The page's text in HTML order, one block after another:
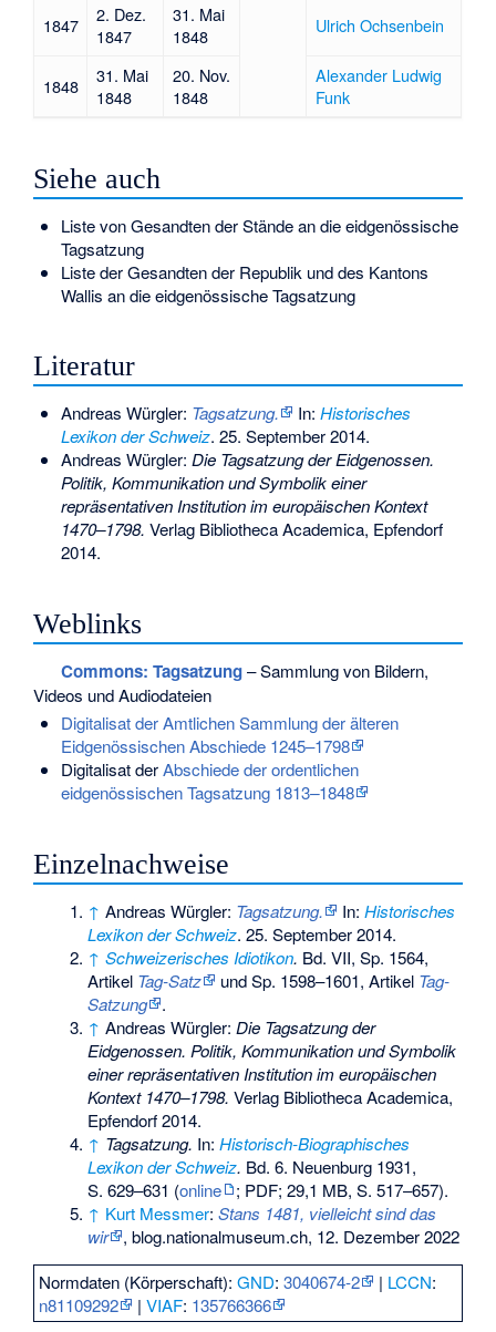
1847
2. Dez.
1847
31. Mai
1848
Ulrich Ochsenbein
1848
31. Mai
1848
20. Nov.
1848
Alexander Ludwig
Funk
Siehe auch
Liste von Gesandten der Stände an die eidgenössische
Tagsatzung
Liste der Gesandten der Republik und des Kantons
Wallis an die eidgenössische Tagsatzung
Literatur
Andreas Würgler: Tagsatzung. In: Historisches
Lexikon der Schweiz. 25. September 2014.
Andreas Würgler: Die Tagsatzung der Eidgenossen.
Politik, Kommunikation und Symbolik einer
repräsentativen Institution im europäischen Kontext
1470–1798. Verlag Bibliotheca Academica, Epfendorf
2014.
Weblinks
Commons: Tagsatzung– Sammlung von Bildern,
Videos und Audiodateien
Digitalisat der Amtlichen Sammlung der älteren
Eidgenössischen Abschiede 1245–1798
Digitalisat derAbschiede der ordentlichen
eidgenössischen Tagsatzung 1813–1848
Einzelnachweise
↑ Andreas Würgler: Tagsatzung. In:Historisches
Lexikon der Schweiz.25. September 2014.
↑ Schweizerisches Idiotikon. Bd. VII, Sp. 1564,
Artikel Tag-Satz und Sp. 1598–1601, Artikel Tag-
Satzung
.
↑ Andreas Würgler:Die Tagsatzung der
Eidgenossen. Politik, Kommunikation und Symbolik
einer repräsentativen Institution im europäischen
Kontext 1470–1798. Verlag Bibliotheca Academica,
Epfendorf 2014.
↑ Tagsatzung. In:Historisch-Biographisches
Lexikon der Schweiz. Bd. 6. Neuenburg 1931,
S. 629–631 (online
; PDF; 29,1 MB, S. 517–657).
↑ Kurt Messmer:Stans 1481, vielleicht sind das
wir
, blog.nationalmuseum.ch, 12. Dezember 2022
Normdaten (Körperschaft):GND:3040674-2 | LCCN:
n81109292
|VIAF: 135766366